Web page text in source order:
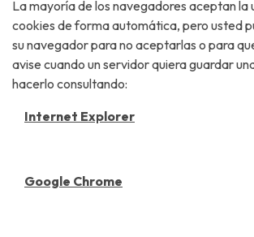
La mayoría de los navegadores aceptan la
cookies de forma automática, pero usted
su navegador para no aceptarlas o para
avise cuando un servidor quiera guardar
hacerlo consultando:
Internet Explorer
Google Chrome